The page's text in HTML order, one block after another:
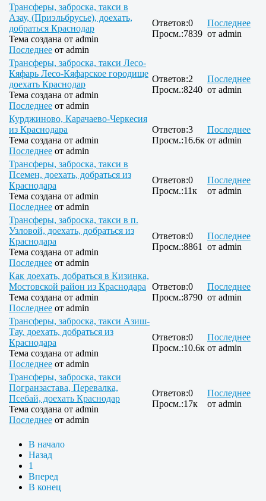
Трансферы, заброска, такси в
Азау, (Приэльбрусье), доехать,
добраться Краснодар
Тема создана от admin
Последнее от admin
Ответов:0
Просм.:7839
Последнее
от admin
Трансферы, заброска, такси Лесо-
Кяфарь Лесо-Кяфарское городище
доехать Краснодар
Тема создана от admin
Последнее от admin
Ответов:2
Просм.:8240
Последнее
от admin
Курджиново, Карачаево-Черкесия
из Краснодара
Тема создана от admin
Последнее от admin
Ответов:3
Просм.:16.6к
Последнее
от admin
Трансферы, заброска, такси в
Псемен, доехать, добраться из
Краснодара
Тема создана от admin
Последнее от admin
Ответов:0
Просм.:11к
Последнее
от admin
Трансферы, заброска, такси в п.
Узловой, доехать, добраться из
Краснодара
Тема создана от admin
Последнее от admin
Ответов:0
Просм.:8861
Последнее
от admin
Как доехать, добраться в Кизинка,
Мостовской район из Краснодара
Тема создана от admin
Последнее от admin
Ответов:0
Просм.:8790
Последнее
от admin
Трансферы, заброска, такси Азиш-
Тау, доехать, добраться из
Краснодара
Тема создана от admin
Последнее от admin
Ответов:0
Просм.:10.6к
Последнее
от admin
Трансферы, заброска, такси
Погранзастава, Перевалка,
Псебай, доехать Краснодар
Тема создана от admin
Последнее от admin
Ответов:0
Просм.:17к
Последнее
от admin
В начало
Назад
1
Вперед
В конец